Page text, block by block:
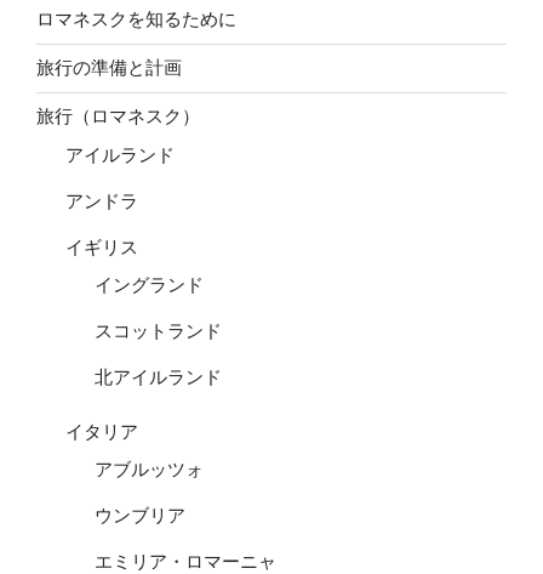
ロマネスクを知るために
旅行の準備と計画
旅行（ロマネスク）
アイルランド
アンドラ
イギリス
イングランド
スコットランド
北アイルランド
イタリア
アブルッツォ
ウンブリア
エミリア・ロマーニャ